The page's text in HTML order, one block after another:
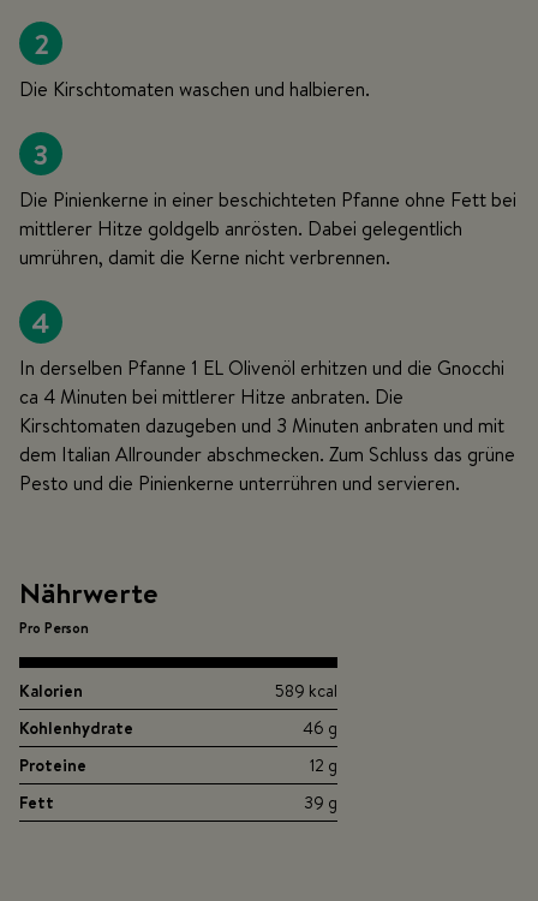
2
Die Kirschtomaten waschen und halbieren.
3
Die Pinienkerne in einer beschichteten Pfanne ohne Fett bei
mittlerer Hitze goldgelb anrösten. Dabei gelegentlich
umrühren, damit die Kerne nicht verbrennen.
4
In derselben Pfanne 1 EL Olivenöl erhitzen und die Gnocchi
ca 4 Minuten bei mittlerer Hitze anbraten. Die
Kirschtomaten dazugeben und 3 Minuten anbraten und mit
dem Italian Allrounder abschmecken. Zum Schluss das grüne
Pesto und die Pinienkerne unterrühren und servieren.
Nährwerte
Pro Person
Kalorien
589 kcal
Kohlenhydrate
46 g
Proteine
12 g
Fett
39 g